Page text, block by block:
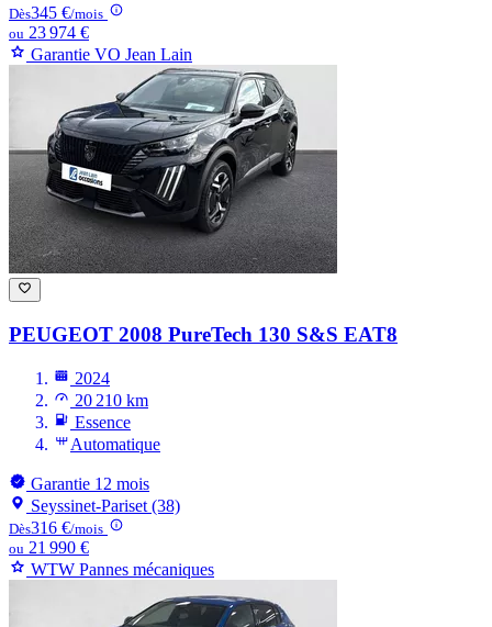
Dès345 €/mois
ou 23 974 €
Garantie VO Jean Lain
PEUGEOT 2008 PureTech 130 S&S EAT8
2024
20 210 km
Essence
Automatique
Garantie 12 mois
Seyssinet-Pariset (38)
Dès316 €/mois
ou 21 990 €
WTW Pannes mécaniques